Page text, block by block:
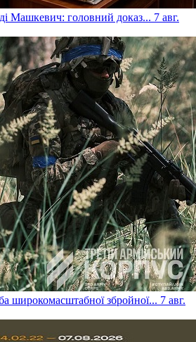
Машкевич: головний доказ... 7 авг.
широкомасштабної збройної... 7 авг.